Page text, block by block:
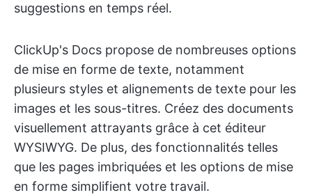
suggestions en temps réel.
ClickUp's Docs propose de nombreuses options
de mise en forme de texte, notamment
plusieurs styles et alignements de texte pour les
images et les sous-titres. Créez des documents
visuellement attrayants grâce à cet éditeur
WYSIWYG. De plus, des fonctionnalités telles
que les pages imbriquées et les options de mise
en forme simplifient votre travail.